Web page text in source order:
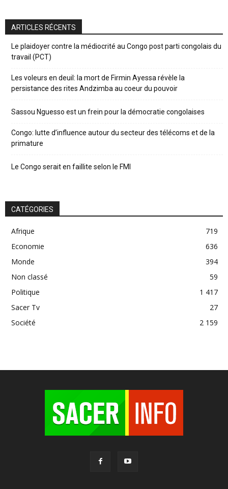
ARTICLES RÉCENTS
Le plaidoyer contre la médiocrité au Congo post parti congolais du
travail (PCT)
Les voleurs en deuil: la mort de Firmin Ayessa révèle la
persistance des rites Andzimba au coeur du pouvoir
Sassou Nguesso est un frein pour la démocratie congolaises
Congo: lutte d’influence autour du secteur des télécoms et de la
primature
Le Congo serait en faillite selon le FMI
CATÉGORIES
Afrique
719
Economie
636
Monde
394
Non classé
59
Politique
1 417
Sacer Tv
27
Société
2 159